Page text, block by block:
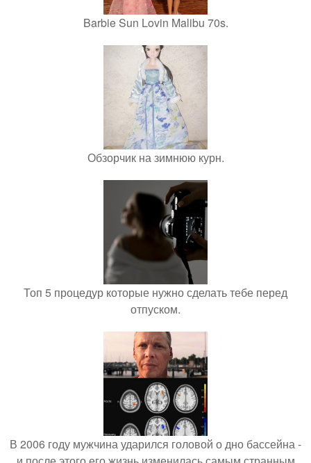
Barbie Sun Lovin Malibu 70s.
Обзорчик на зимнюю курн.
Топ 5 процедур которые нужно сделать тебе перед
отпуском.
В 2006 году мужчина ударился головой о дно бассейна -